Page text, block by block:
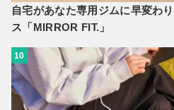
自宅があなた専用ジムに早変わ
ス「MIRROR FIT.」
10